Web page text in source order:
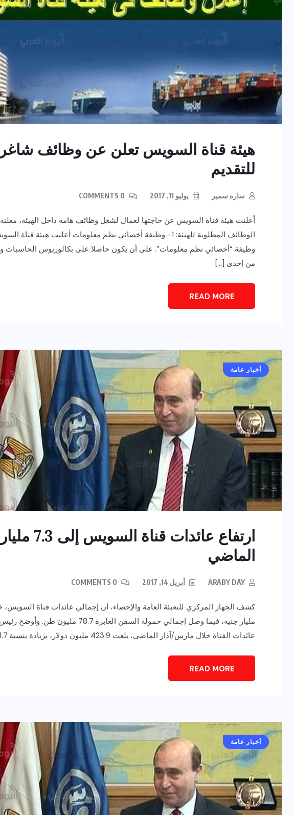
هيئة قناة السويس تعلن عن وظائف
للتقديم
ساره سمير يوليو 11, 2017
أعلنت هيئة قناة السويس عن حاجتها لعمال لشغل وظائف هامة داخل الهيئة،
الوظائف المطلوبة للهيئة: 1- وظيفة أخصائي نظم معلومات أعلنت
وظيفة “أخصائي نظم معلومات”. على أن يكون حاصلا على بكالوريوس الحاسبات
من إحدى […]
READ MORE
أخبار عامة
ارتفاع
الماضي
ARABY DAY أبريل 14, 2017
مليار جنيه، فيما وصل إجمالي حمولة
عائدات القناة خلال مارس/آذار الماضي، بلغت 423.9 مليون دولار، بزيادة بنسبة 1.7% عن عائداتها خلال الشهر نفسه من […]
READ MORE
أخبار عامة